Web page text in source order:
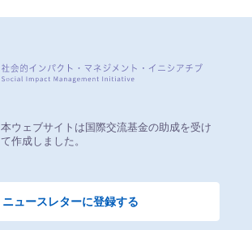
本ウェブサイトは国際交流基金の助成を受け
て作成しました。
ニュースレターに登録する